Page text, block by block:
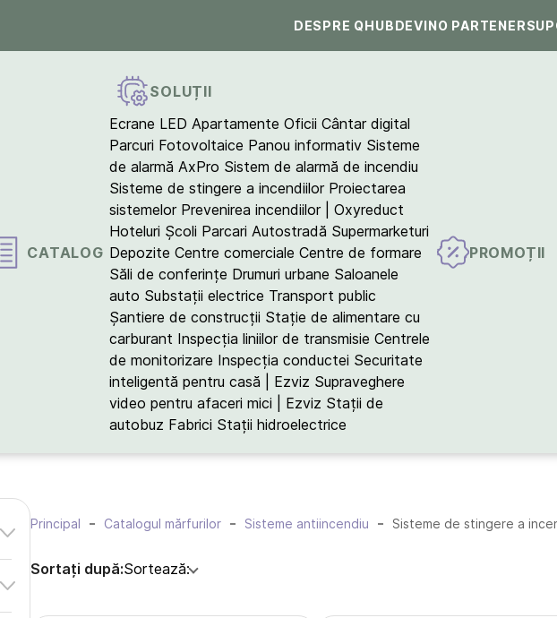
DESPRE QHUBDEVINO PARTENER
CATALOG
SOLUȚII
Ecrane LED Apartamente Oficii Cântar digital
Parcuri Fotovoltaice Panou informativ Sisteme
de alarmă AxPro Sistem de alarmă de incendiu
Sisteme de stingere a incendiilor Proiectarea
sistemelor Prevenirea incendiilor | Oxyreduct
Hoteluri Școli Parcari Autostradă Supermarketuri
Depozite Centre comerciale Centre de formare
Săli de conferințe Drumuri urbane Saloanele
auto Substații electrice Transport public
Șantiere de construcții Stație de alimentare cu
carburant Inspecția liniilor de transmisie Centrele
de monitorizare Inspecția conductei Securitate
inteligentă pentru casă | Ezviz Supraveghere
video pentru afaceri mici | Ezviz Stații de
autobuz Fabrici Stații hidroelectrice
PROMOȚII
Principal Catalogul mărfurilor Sisteme antiincendiu Sisteme de stingere a
Sortați după:Sortează: